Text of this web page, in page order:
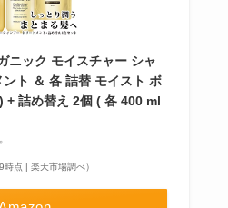
ニック モイスチャー シャ
ト ＆ 各 詰替 モイスト ボ
+ 詰め替え 2個 ( 各 400 ml
点 | 楽天市場調べ）